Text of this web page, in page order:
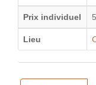
Prix individuel
Lieu